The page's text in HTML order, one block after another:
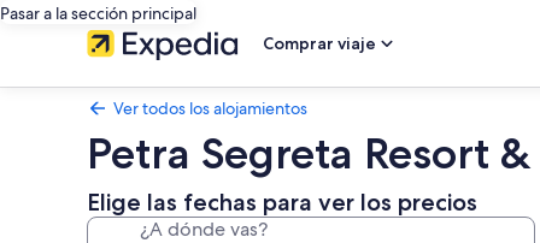
Pasar a la sección principal
Comprar viaje
Ver todos los alojamientos
Petra Segreta Resort &
Elige las fechas para ver los precios
¿A dónde vas?